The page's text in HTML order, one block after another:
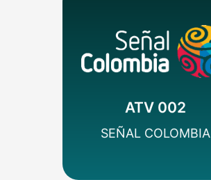
ATV 002
SEÑAL COLOMBIA
SEÑAL HD
Colombia
MÁS INFO